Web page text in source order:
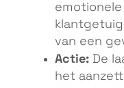
emotionele
van een
Actie: De
het